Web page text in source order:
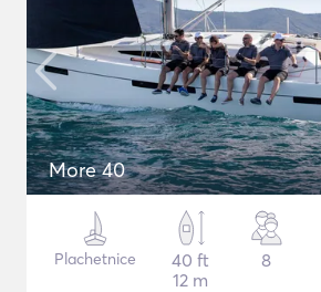
More 40
Plachetnice
40 ft
12 m
8